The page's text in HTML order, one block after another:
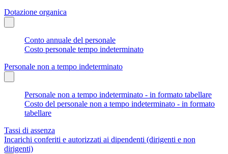
Dotazione organica
Conto annuale del personale
Costo personale tempo indeterminato
Personale non a tempo indeterminato
Personale non a tempo indeterminato - in formato tabellare
Costo del personale non a tempo indeterminato - in formato
tabellare
Tassi di assenza
Incarichi conferiti e autorizzati ai dipendenti (dirigenti e non
dirigenti)